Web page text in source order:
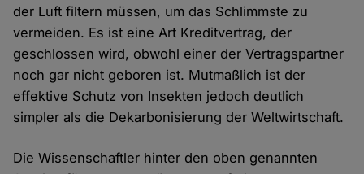
der Luft filtern müssen, um das Schlimmste zu
vermeiden. Es ist eine Art Kreditvertrag, der
geschlossen wird, obwohl einer der Vertragspartner
noch gar nicht geboren ist. Mutmaßlich ist der
effektive Schutz von Insekten jedoch deutlich
simpler als die Dekarbonisierung der Weltwirtschaft.
Die Wissenschaftler hinter den oben genannten